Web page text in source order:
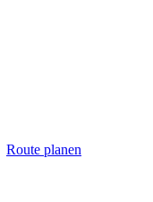
Route planen